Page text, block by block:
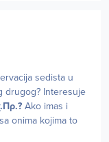
sedista u
drugog? Interesuje
Ako imas i
onima kojima to